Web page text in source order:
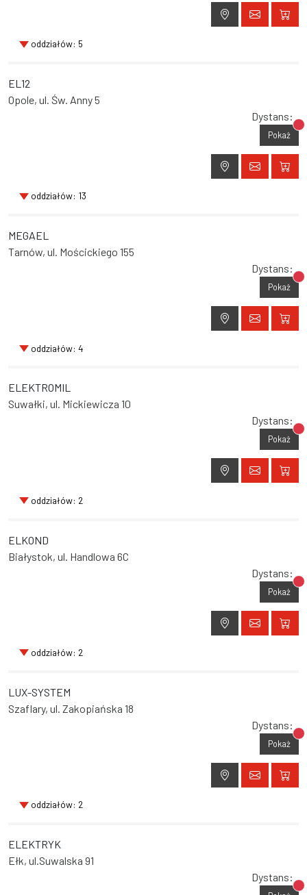
oddziałów: 5
EL12
Opole, ul. Św. Anny 5
Dystans:
Pokaż
oddziałów: 13
MEGAEL
Tarnów, ul. Mościckiego 155
Dystans:
Pokaż
oddziałów: 4
ELEKTROMIL
Suwałki, ul. Mickiewicza 10
Dystans:
Pokaż
oddziałów: 2
ELKOND
Białystok, ul. Handlowa 6C
Dystans:
Pokaż
oddziałów: 2
LUX-SYSTEM
Szaflary, ul. Zakopiańska 18
Dystans:
Pokaż
oddziałów: 2
ELEKTRYK
Ełk, ul.Suwalska 91
Dystans: